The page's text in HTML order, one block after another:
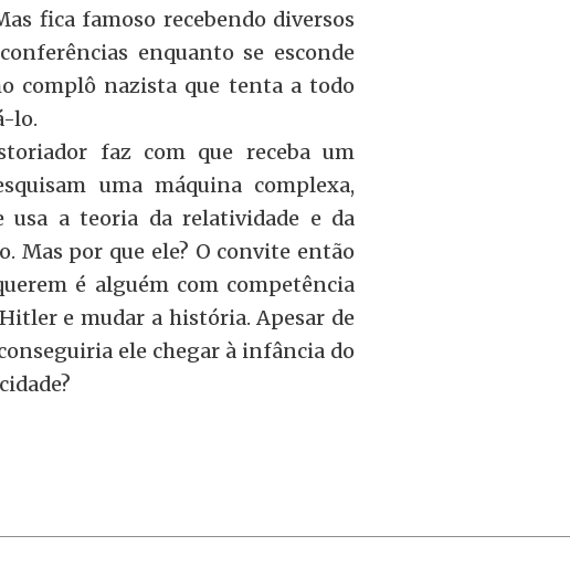
fica famoso recebendo diversos
enquanto se esconde
complô nazista que tenta a todo
lo.
faz com que receba um
uma máquina complexa,
usa a teoria da relatividade e da
Mas por que ele? O convite então
é alguém com competência
e mudar a história. Apesar de
ele chegar à infância do